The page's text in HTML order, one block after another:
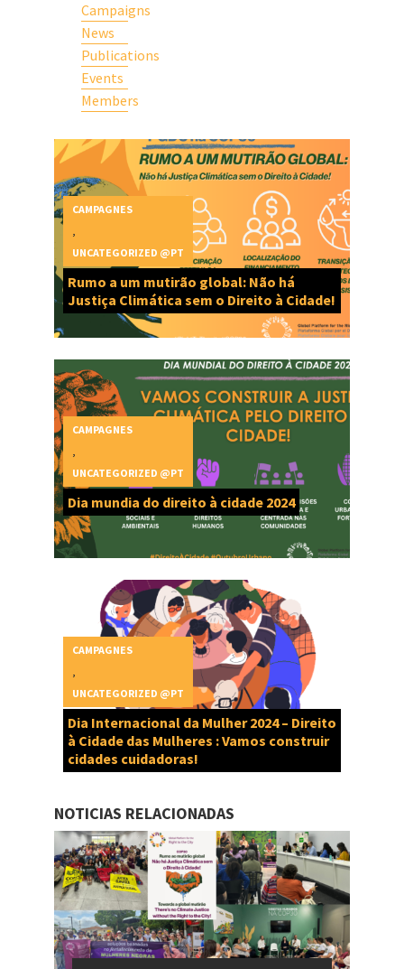
Campaigns
News
Publications
Events
Members
Rumo a um mutirão global: Não há
Justiça Climática sem o Direito à Cidade!
CAMPAGNES
UNCATEGORIZED @PT
Dia mundia do direito à cidade 2024
CAMPAGNES
UNCATEGORIZED @PT
Dia Internacional da Mulher 2024 – Direito
à Cidade das Mulheres : Vamos construir
cidades cuidadoras!
CAMPAGNES
UNCATEGORIZED @PT
NOTICIAS RELACIONADAS